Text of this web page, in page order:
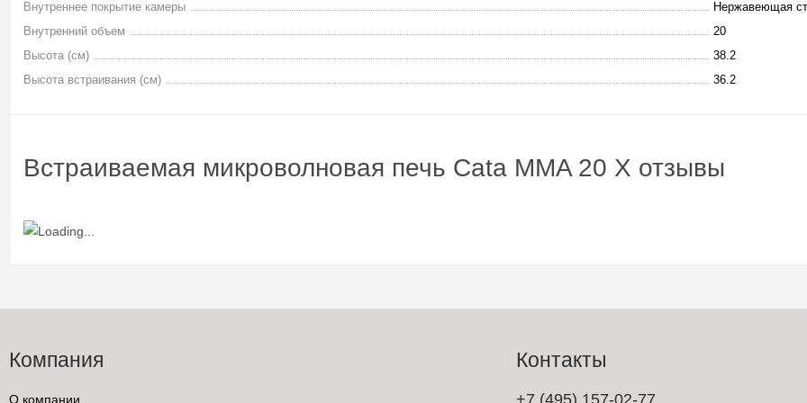
Внутреннее покрытие камеры
Нержавеющая
Внутренний объем
20
Высота (см)
38.2
Высота встраивания (см)
36.2
Встраиваемая микроволновая печь Cata MMA 20 X отзывы
Компания
О компании
Контакты
+7 (495) 157-02-77